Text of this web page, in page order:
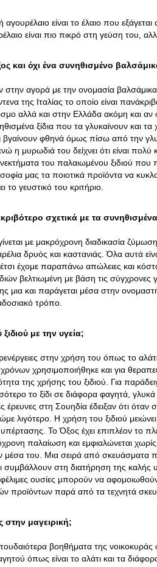
είναι το έλαιο που
είναι πιο πικρό στη γεύση του,
και όχι ένα συνηθισμένο
αγορά με την ονομασία βαλσάμικα
της Ιταλίας το οποίο είναι
αλλά και στην Ελλάδα ακόμη και
ξίδια που τα γλυκαίνουν και
βγαίνουν φθηνά όμως πίσω από την
η μυρωδιά του δείχνει ότι είναι
του παλαιωμένου ξιδιού
μας τα ποιοτικά προϊόντα να
το γευστικό του κριτήριο.
ακριβότερο σχετικά με τα
με μακρόχρονη διαδικασία
δρυός και καστανιάς. Όλα αυτά
έχομε παραπάνω απώλειες και
βελτιωμένη με βάση τις σύγχρονες
μια και παράγεται μέσα στην
τρόπο.
με την υγεία;
στην χρήση του όπως το
χρησιμοποιήθηκε και για
της χρήσης του ξιδιού. Για
το ξίδι σε διάφορα φαγητά, γλυκά
στη Σουηδία έδειξαν ότι όταν
λιγότερο. Η χρήση του ξιδιού
Το Όξος έχει επιπλέον το
παλαίωση και εμφιαλώνεται
του. Μια σειρά από σκευάσματα
συμβάλλουν στη διατήρηση της
ουσίες μπορούν να
προϊόντων παρά από τα τεχνητά
στην μαγειρική;
βοηθήματα της
όπως είναι το αλάτι και τα